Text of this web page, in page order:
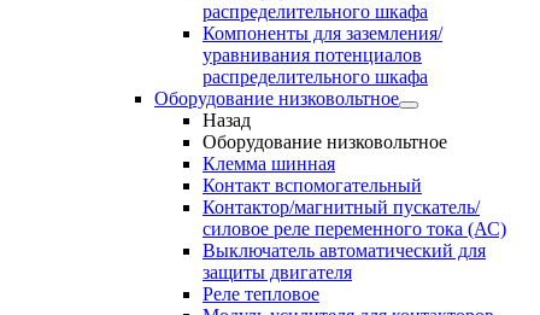
распределительного шкафа
Компоненты для заземления/
уравнивания потенциалов
распределительного шкафа
Оборудование низковольтное
Назад
Оборудование низковольтное
Клемма шинная
Контакт вспомогательный
Контактор/магнитный пускатель/
силовое реле переменного тока (АС)
Выключатель автоматический для
защиты двигателя
Реле тепловое